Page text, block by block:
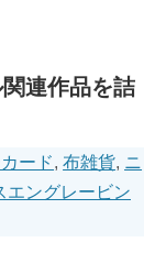
連作品を詰
ード,布雑貨, ニ
エングレービン